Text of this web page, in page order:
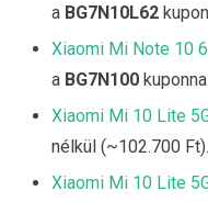
a BG7N10L62
Xiaomi Mi Note 10
a BG7N100
Xiaomi Mi 10 Lite
nélkül (~102.700 Ft).
Xiaomi Mi 10 Lite